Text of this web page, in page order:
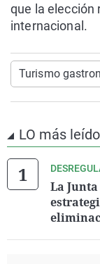
que la elección
internacional.
Turismo
LO más leído
La